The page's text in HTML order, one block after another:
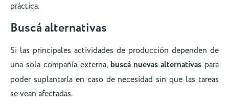
práctica.
Buscá alternativas
Si las principales actividades de producción dependen de
una sola compañía externa, buscá nuevas alternativas para
poder suplantarla en caso de necesidad sin que las tareas
se vean afectadas.